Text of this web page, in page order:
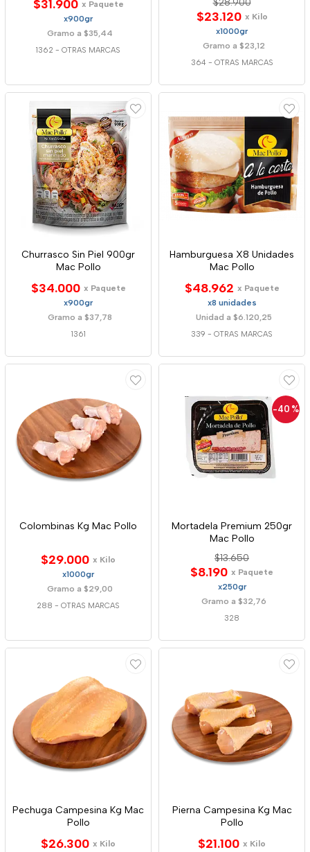
$31.900 x Paquete
x900gr
Gramo a $35,44
1362 - OTRAS MARCAS
$28.900
$23.120 x Kilo
x1000gr
Gramo a $23,12
364 - OTRAS MARCAS
Churrasco Sin Piel 900gr
Mac Pollo
$34.000 x Paquete
x900gr
Gramo a $37,78
1361
Hamburguesa X8 Unidades
Mac Pollo
$48.962 x Paquete
x8 unidades
Unidad a $6.120,25
339 - OTRAS MARCAS
Colombinas Kg Mac Pollo
$29.000 x Kilo
x1000gr
Gramo a $29,00
288 - OTRAS MARCAS
-40 %
Mortadela Premium 250gr
Mac Pollo
$13.650
$8.190 x Paquete
x250gr
Gramo a $32,76
328
Pechuga Campesina Kg Mac
Pollo
$26.300 x Kilo
Pierna Campesina Kg Mac
Pollo
$21.100 x Kilo